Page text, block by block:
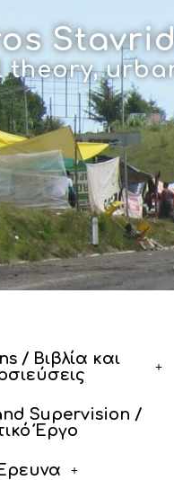
theory,
/ Βιβλία και
Supervision /
Έργο